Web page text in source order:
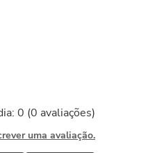
0 (0 avaliações)
uma avaliação.